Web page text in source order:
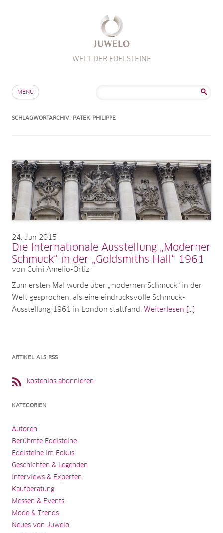
WELT DER EDELSTEINE
MENÜ
SCHLAGWORTARCHIV: PATEK PHILIPPE
24 Jun 2015
Die Internationale Ausstellung „Moderner
Schmuck“ in der „Goldsmiths Hall“ 1961
von Cuini Amelio-Ortiz
Zum ersten Mal wurde über „modernen Schmuck“ in der
Welt gesprochen, als eine eindrucksvolle Schmuck-
Ausstellung 1961 in London stattfand: Weiterlesen [...]
ARTIKEL ALS RSS
kostenlos abonnieren
KATEGORIEN
Autoren
Berühmte Edelsteine
Edelsteine im Fokus
Geschichten & Legenden
Interviews & Experten
Kaufberatung
Messen & Events
Mode & Trends
Neues von Juwelo